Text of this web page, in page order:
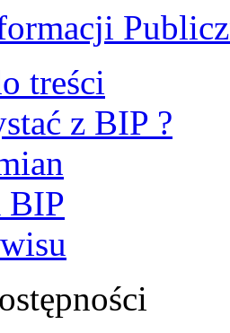
treści
z BIP ?
BIP